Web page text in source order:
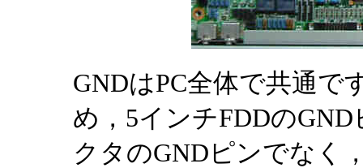
GNDはPC全体で共通で
め，5インチFDDの
クタのGNDピンでなく